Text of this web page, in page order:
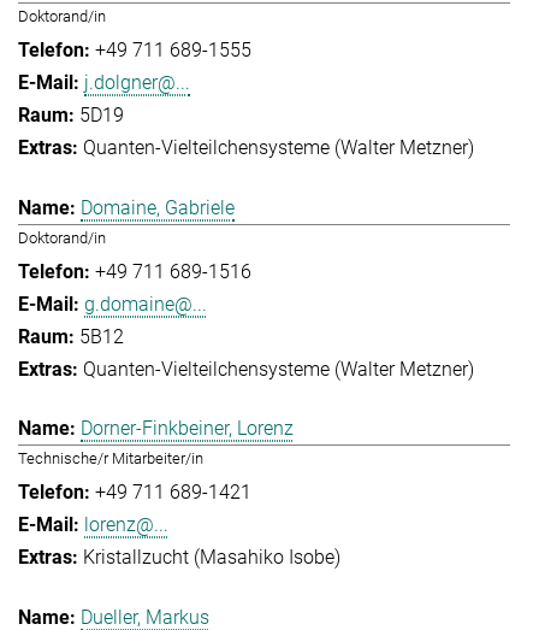
Doktorand/in
+49 711 689-1555
j.dolgner@...
5D19
Quanten-Vielteilchensysteme (Walter Metzner)
Domaine, Gabriele
Doktorand/in
+49 711 689-1516
g.domaine@...
5B12
Quanten-Vielteilchensysteme (Walter Metzner)
Dorner-Finkbeiner, Lorenz
Technische/r Mitarbeiter/in
+49 711 689-1421
lorenz@...
Kristallzucht (Masahiko Isobe)
Dueller, Markus